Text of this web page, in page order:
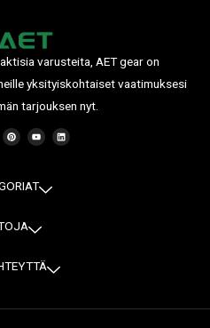
varusteita, AET gear on
yksityiskohtaiset vaatimuksesi
tarjouksen nyt.
P
i
n
e
s
Y
o
u
e
L
i
n